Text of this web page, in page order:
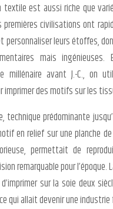
textile est aussi riche que
premières civilisations ont
personnaliser leurs étoffes,
mais
millénaire avant J.-C., on
imprimer des motifs sur les
technique prédominante
en relief sur une planche
permettait de
remarquable pour l’époque.
sur la soie deux
qui allait devenir une